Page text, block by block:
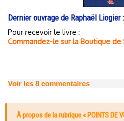
Dernier ouvrage de Raphaël Liogier :
Pour recevoir le livre :
Commandez-le sur la Boutique de
Voir les 8 commentaires
À propos de la rubrique « POINTS DE